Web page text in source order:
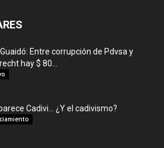
Entre corrupción de Pdvsa y
hay $ 80...
Cadivi… ¿Y el cadivismo?